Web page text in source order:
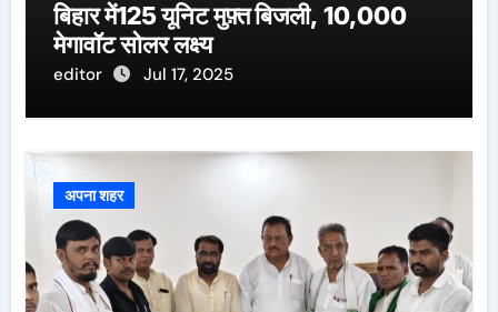
बिहार में125 यूनिट मुफ़्त बिजली, 10,000
मेगावॉट सोलर लक्ष्य
editor Jul 17, 2025
अपना शहर